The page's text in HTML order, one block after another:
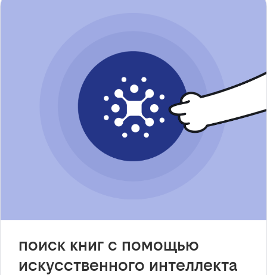
поиск книг с помощью
искусственного интеллекта